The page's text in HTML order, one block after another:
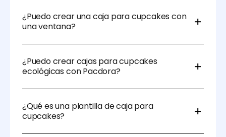
¿Puedo crear una caja para cupcakes con
una ventana?
caja para cupcakes con una ventana que muestra
los cupcakes dentro, ofreciendo a los clientes un
vistazo a tus productos mientras mantiene la
¿Puedo crear cajas para cupcakes
ecológicas con Pacdora?
materiales reciclados o cartón biodegradable,
promoviendo la sostenibilidad y al mismo tiempo
ofreciendo un embalaje hermoso.
¿Qué es una plantilla de caja para
cupcakes?